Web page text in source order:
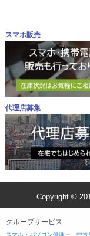
スマホ販売
代理店募集
Copyright ©
グループサービス